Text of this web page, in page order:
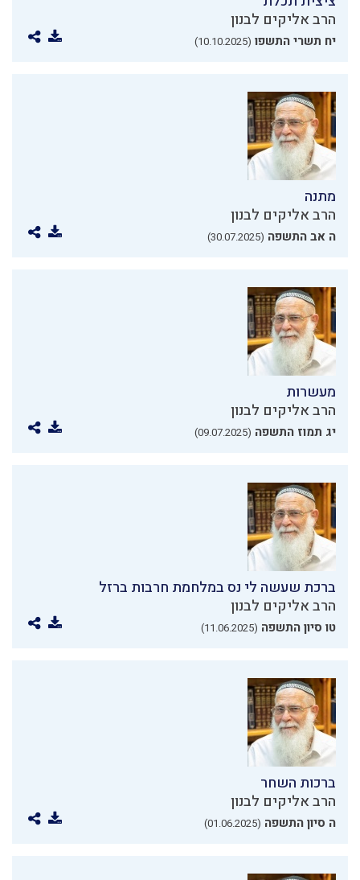
הרב אליקים לבנון
יח תשרי התשפו (10.10.2025)
מתנה
הרב אליקים לבנון
ה אב התשפה (30.07.2025)
מעשרות
הרב אליקים לבנון
יג תמוז התשפה (09.07.2025)
ברכת שעשה לי נס במלחמת חרבות ברזל
הרב אליקים לבנון
טו סיון התשפה (11.06.2025)
ברכות השחר
הרב אליקים לבנון
ה סיון התשפה (01.06.2025)